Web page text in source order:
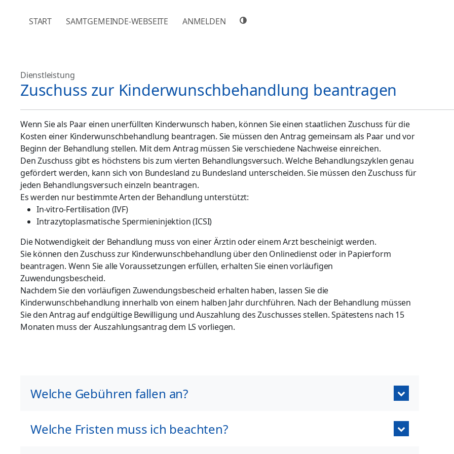
NAVIGATION ÜBERSPRINGEN
START SAMTGEMEINDE-WEBSEITE ANMELDEN
Dienstleistung
Zuschuss zur Kinderwunschbehandlung beantragen
Wenn Sie als Paar einen unerfüllten Kinderwunsch haben, können Sie einen staatlichen Zuschuss für die
Kosten einer Kinderwunschbehandlung beantragen. Sie müssen den Antrag gemeinsam als Paar und vor
Beginn der Behandlung stellen. Mit dem Antrag müssen Sie verschiedene Nachweise einreichen.
Den Zuschuss gibt es höchstens bis zum vierten Behandlungsversuch. Welche Behandlungszyklen genau
gefördert werden, kann sich von Bundesland zu Bundesland unterscheiden. Sie müssen den Zuschuss für
jeden Behandlungsversuch einzeln beantragen.
Es werden nur bestimmte Arten der Behandlung unterstützt:
In-vitro-Fertilisation (IVF)
Intrazytoplasmatische Spermieninjektion (ICSI)
Die Notwendigkeit der Behandlung muss von einer Ärztin oder einem Arzt bescheinigt werden.
Sie können den Zuschuss zur Kinderwunschbehandlung über den Onlinedienst oder in Papierform
beantragen. Wenn Sie alle Voraussetzungen erfüllen, erhalten Sie einen vorläufigen
Zuwendungsbescheid.
Nachdem Sie den vorläufigen Zuwendungsbescheid erhalten haben, lassen Sie die
Kinderwunschbehandlung innerhalb von einem halben Jahr durchführen. Nach der Behandlung müssen
Sie den Antrag auf endgültige Bewilligung und Auszahlung des Zuschusses stellen. Spätestens nach 15
Monaten muss der Auszahlungsantrag dem LS vorliegen.
Welche Gebühren fallen an?
Welche Fristen muss ich beachten?